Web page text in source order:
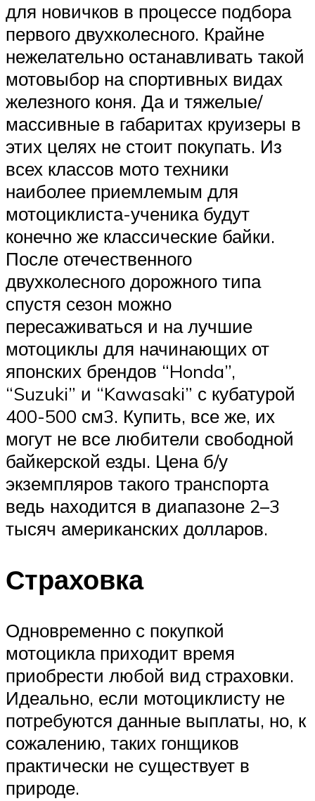
для новичков в процессе подбора
первого двухколесного. Крайне
нежелательно останавливать такой
мотовыбор на спортивных видах
железного коня. Да и тяжелые/
массивные в габаритах круизеры в
этих целях не стоит покупать. Из
всех классов мото техники
наиболее приемлемым для
мотоциклиста-ученика будут
конечно же классические байки.
После отечественного
двухколесного дорожного типа
спустя сезон можно
пересаживаться и на лучшие
мотоциклы для начинающих от
японских брендов “Honda”,
“Suzuki” и “Kawasaki” с кубатурой
400-500 см3. Купить, все же, их
могут не все любители свободной
байкерской езды. Цена б/у
экземпляров такого транспорта
ведь находится в диапазоне 2–3
тысяч американских долларов.
Страховка
Одновременно с покупкой
мотоцикла приходит время
приобрести любой вид страховки.
Идеально, если мотоциклисту не
потребуются данные выплаты, но, к
сожалению, таких гонщиков
практически не существует в
природе.